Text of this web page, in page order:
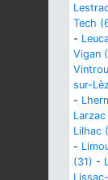
Tech
-
Vigan
sur-
-
Larzac
Lilhac
-
(31) -